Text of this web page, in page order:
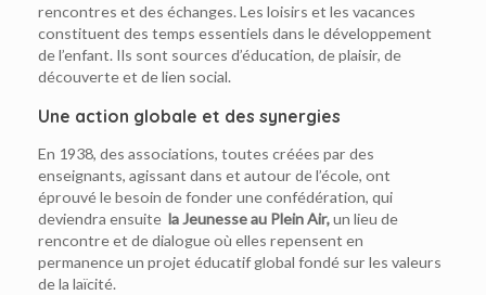
rencontres et des échanges. Les loisirs et les vacances
constituent des temps essentiels dans le développement
de l’enfant. Ils sont sources d’éducation, de plaisir, de
découverte et de lien social.
Une action globale et des synergies
En 1938, des associations, toutes créées par des
enseignants, agissant dans et autour de l’école, ont
éprouvé le besoin de fonder une confédération, qui
deviendra ensuite la Jeunesse au Plein Air,un lieu de
rencontre et de dialogue où elles repensent en
permanence un projet éducatif global fondé sur les valeurs
de la laïcité.